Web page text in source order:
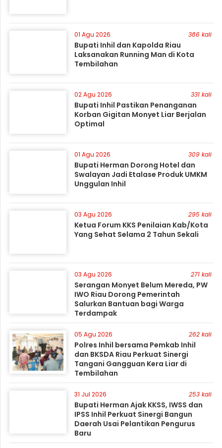
01 Agu 2026 386 kali
Bupati Inhil dan Kapolda Riau
Laksanakan Running Man di Kota
Tembilahan
02 Agu 2026 331 kali
Bupati Inhil Pastikan Penanganan
Korban Gigitan Monyet Liar Berjalan
Optimal
01 Agu 2026 309 kali
Bupati Herman Dorong Hotel dan
Swalayan Jadi Etalase Produk UMKM
Unggulan Inhil
03 Agu 2026 295 kali
Ketua Forum KKS Penilaian Kab/Kota
Yang Sehat Selama 2 Tahun Sekali
03 Agu 2026 271 kali
Serangan Monyet Belum Mereda, PW
IWO Riau Dorong Pemerintah
Salurkan Bantuan bagi Warga
Terdampak
05 Agu 2026 262 kali
Polres Inhil bersama Pemkab Inhil
dan BKSDA Riau Perkuat Sinergi
Tangani Gangguan Kera Liar di
Tembilahan
31 Jul 2026 253 kali
Bupati Herman Ajak KKSS, IWSS dan
IPSS Inhil Perkuat Sinergi Bangun
Daerah Usai Pelantikan Pengurus
Baru